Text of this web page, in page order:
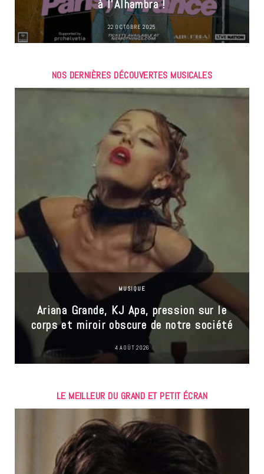
à l’Alhambra !
22 OCTOBRE 2025
NOS DERNIÈRES DÉCOUVERTES MUSICALES
MUSIQUE
Ariana Grande, KJ Apa, pression sur le
corps et miroir obscure de notre société
4 AOÛT 2026
LE MEILLEUR DU GRAND ET PETIT ÉCRAN